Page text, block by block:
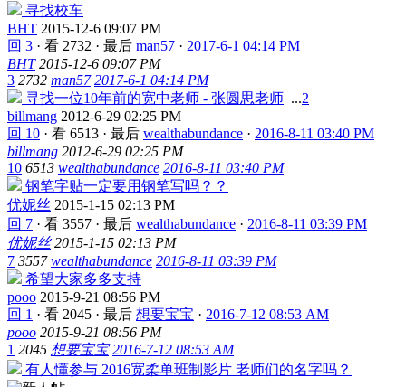
寻找校车
BHT 2015-12-6 09:07 PM
回 3 · 看 2732 · 最后 man57 · 2017-6-1 04:14 PM
BHT 2015-12-6 09:07 PM
3 2732 man57 2017-6-1 04:14 PM
寻找一位10年前的宽中老师 - 张圆思老师 ...2
billmang 2012-6-29 02:25 PM
回 10 · 看 6513 · 最后 wealthabundance · 2016-8-11 03:40 PM
billmang 2012-6-29 02:25 PM
10 6513 wealthabundance 2016-8-11 03:40 PM
钢笔字贴一定要用钢笔写吗？？
优妮丝 2015-1-15 02:13 PM
回 7 · 看 3557 · 最后 wealthabundance · 2016-8-11 03:39 PM
优妮丝 2015-1-15 02:13 PM
7 3557 wealthabundance 2016-8-11 03:39 PM
希望大家多多支持
pooo 2015-9-21 08:56 PM
回 1 · 看 2045 · 最后 想要宝宝 · 2016-7-12 08:53 AM
pooo 2015-9-21 08:56 PM
1 2045 想要宝宝 2016-7-12 08:53 AM
有人懂参与 2016宽柔单班制影片 老师们的名字吗？